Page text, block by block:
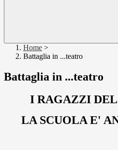
Home >
Battaglia in ...teatro
Battaglia in ...teatro
I RAGAZZI
LA SCUOLA E'